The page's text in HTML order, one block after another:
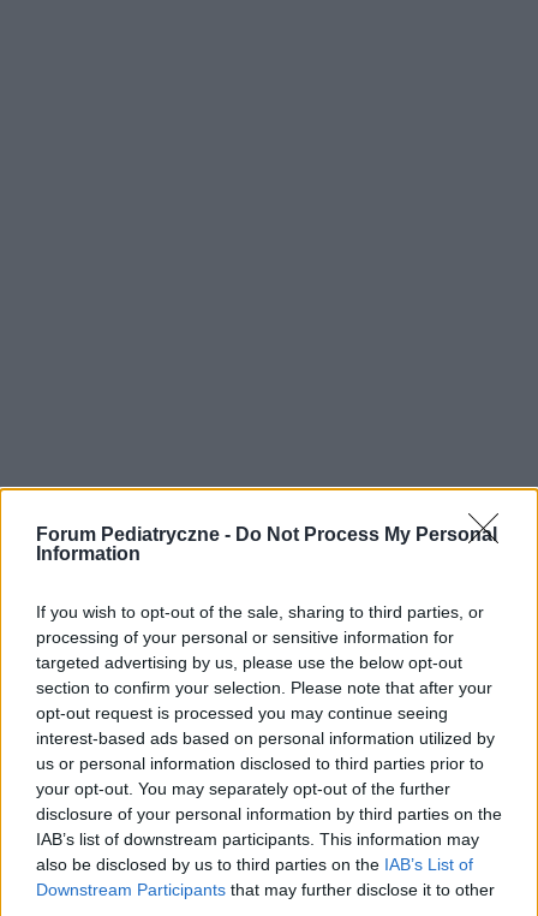
Forum Pediatryczne - Do Not Process My Personal
Information
If you wish to opt-out of the sale, sharing to third parties, or
processing of your personal or sensitive information for
targeted advertising by us, please use the below opt-out
section to confirm your selection. Please note that after your
opt-out request is processed you may continue seeing
interest-based ads based on personal information utilized by
us or personal information disclosed to third parties prior to
your opt-out. You may separately opt-out of the further
disclosure of your personal information by third parties on the
IAB’s list of downstream participants. This information may
also be disclosed by us to third parties on the IAB’s List of
Downstream Participants that may further disclose it to other
POLECAMY TREŚCI Z KATEGORII
CHOROBY DZIECKA